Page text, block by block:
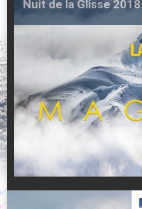
Nuit de la Glisse 2018